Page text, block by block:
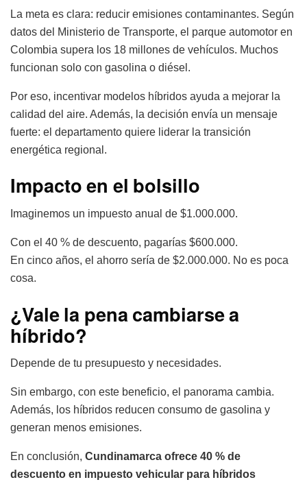
La meta es clara: reducir emisiones contaminantes. Según
datos del Ministerio de Transporte, el parque automotor en
Colombia supera los 18 millones de vehículos. Muchos
funcionan solo con gasolina o diésel.
Por eso, incentivar modelos híbridos ayuda a mejorar la
calidad del aire. Además, la decisión envía un mensaje
fuerte: el departamento quiere liderar la transición
energética regional.
Impacto en el bolsillo
Imaginemos un impuesto anual de $1.000.000.
Con el 40 % de descuento, pagarías $600.000.
En cinco años, el ahorro sería de $2.000.000. No es poca
cosa.
¿Vale la pena cambiarse a
híbrido?
Depende de tu presupuesto y necesidades.
Sin embargo, con este beneficio, el panorama cambia.
Además, los híbridos reducen consumo de gasolina y
generan menos emisiones.
En conclusión, Cundinamarca ofrece 40 % de
descuento en impuesto vehicular para híbridos